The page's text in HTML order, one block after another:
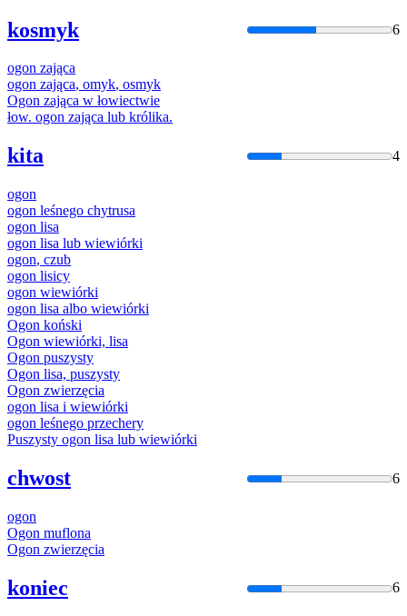
kosmyk 6
ogon zająca
ogon zająca, omyk, osmyk
Ogon zająca w łowiectwie
łow. ogon zająca lub królika.
kita 4
ogon
ogon leśnego chytrusa
ogon lisa
ogon lisa lub wiewiórki
ogon, czub
ogon lisicy
ogon wiewiórki
ogon lisa albo wiewiórki
Ogon koński
Ogon wiewiórki, lisa
Ogon puszysty
Ogon lisa, puszysty
Ogon zwierzęcia
ogon lisa i wiewiórki
ogon leśnego przechery
Puszysty ogon lisa lub wiewiórki
chwost 6
ogon
Ogon muflona
Ogon zwierzęcia
koniec 6